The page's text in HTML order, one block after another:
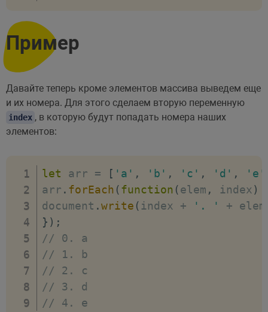
Пример
Давайте теперь кроме элементов массива выведем еще
и их номера. Для этого сделаем вторую переменную
index , в которую будут попадать номера наших
элементов:
let arr = [ 'a' , 'b' , 'c' , 'd' , 'e'
arr . forEach (function (elem , index)
document .write (index + '. ' +
} ) ;
// 0. a
// 1. b
// 2. c
// 3. d
// 4. e